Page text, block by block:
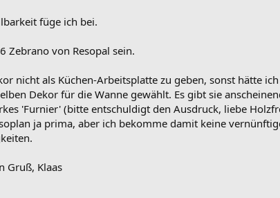
füge ich bei.
Zebrano von Resopal sein.
nicht als Küchen-Arbeitsplatte zu geben, sonst hätte
Dekor für die Wanne gewählt. Es gibt sie
'Furnier' (bitte entschuldigt den Ausdruck, liebe
ja prima, aber ich bekomme damit keine
Gruß, Klaas